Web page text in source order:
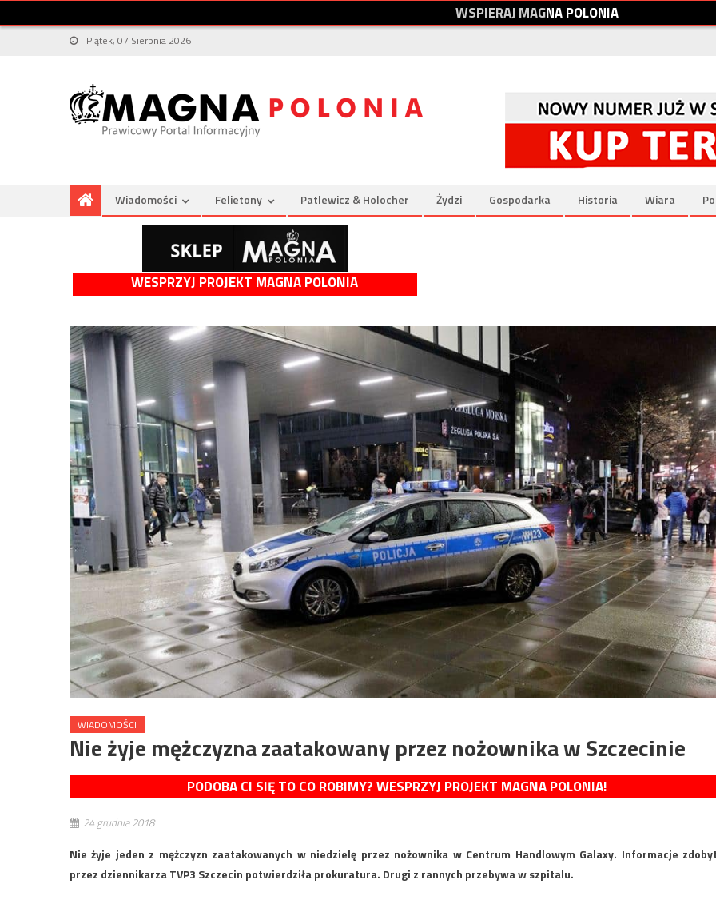
WSPIERAJMAGNAPOLONIA
Piątek, 07 Sierpnia 2026
Wiadomości Felietony Patlewicz & Holocher Żydzi Gospodarka Historia Wiara
WESPRZYJ PROJEKT MAGNA POLONIA
WIADOMOŚCI
Nie żyje mężczyzna zaatakowany przez nożownika w Szczecinie
PODOBA CI SIĘ TO CO ROBIMY? WESPRZYJ PROJEKT MAGNA POLONIA!
24 grudnia 2018
Nie żyje jeden z mężczyzn zaatakowanych w niedzielę przez nożownika w Centrum Handlowym Galaxy. Informacje
przez dziennikarza TVP3 Szczecin potwierdziła prokuratura. Drugi z rannych przebywa w szpitalu.